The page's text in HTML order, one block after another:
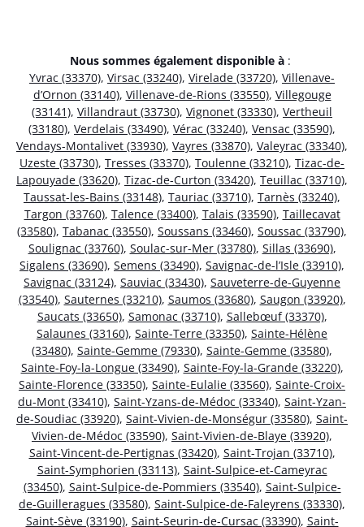
Nous sommes également disponible à :
Yvrac (33370), Virsac (33240), Virelade (33720), Villenave-
d’Ornon (33140), Villenave-de-Rions (33550), Villegouge
(33141), Villandraut (33730), Vignonet (33330), Vertheuil
(33180), Verdelais (33490), Vérac (33240), Vensac (33590),
Vendays-Montalivet (33930), Vayres (33870), Valeyrac (33340),
Uzeste (33730), Tresses (33370), Toulenne (33210), Tizac-de-
Lapouyade (33620), Tizac-de-Curton (33420), Teuillac (33710),
Taussat-les-Bains (33148), Tauriac (33710), Tarnès (33240),
Targon (33760), Talence (33400), Talais (33590), Taillecavat
(33580), Tabanac (33550), Soussans (33460), Soussac (33790),
Soulignac (33760), Soulac-sur-Mer (33780), Sillas (33690),
Sigalens (33690), Semens (33490), Savignac-de-l’Isle (33910),
Savignac (33124), Sauviac (33430), Sauveterre-de-Guyenne
(33540), Sauternes (33210), Saumos (33680), Saugon (33920),
Saucats (33650), Samonac (33710), Sallebœuf (33370),
Salaunes (33160), Sainte-Terre (33350), Sainte-Hélène
(33480), Sainte-Gemme (79330), Sainte-Gemme (33580),
Sainte-Foy-la-Longue (33490), Sainte-Foy-la-Grande (33220),
Sainte-Florence (33350), Sainte-Eulalie (33560), Sainte-Croix-
du-Mont (33410), Saint-Yzans-de-Médoc (33340), Saint-Yzan-
de-Soudiac (33920), Saint-Vivien-de-Monségur (33580), Saint-
Vivien-de-Médoc (33590), Saint-Vivien-de-Blaye (33920),
Saint-Vincent-de-Pertignas (33420), Saint-Trojan (33710),
Saint-Symphorien (33113), Saint-Sulpice-et-Cameyrac
(33450), Saint-Sulpice-de-Pommiers (33540), Saint-Sulpice-
de-Guilleragues (33580), Saint-Sulpice-de-Faleyrens (33330),
Saint-Sève (33190), Saint-Seurin-de-Cursac (33390), Saint-